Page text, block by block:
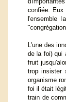
confiée. Eux
l'ensemble
L'une des
de la foi) qui
fruit
trop insister
organisme
foi il était
train de